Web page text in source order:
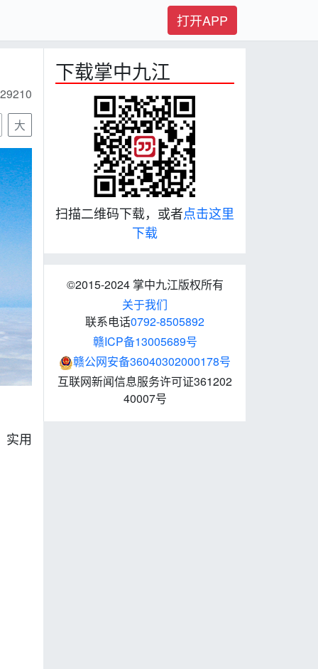
打开APP
大
实用
下载掌中九江
扫描二维码下载，或者点击这里
下载
©2015-2024 掌中九江版权所有
关于我们
联系电话0792-8505892
赣ICP备13005689号
赣公网安备36040302000178号
互联网新闻信息服务许可证361202
40007号